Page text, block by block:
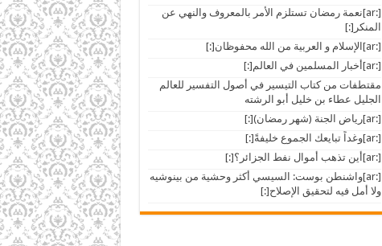
[:ar]نعمة رمضان تستلزم الأمر بالمعروف والنهي عن
المنكر[:]
[:ar]الإسلام و العربية من الله محفوظان[:]
[:ar]أخبار المسلمين في العالم[:]
مقتطفات من كتاب التيسير في أصول التفسير للعالم
الجليل عطاء بن خليل أبو الرشته
[:ar]رياض الجنة (شهر رمضان)[:]
[:ar]وغداً تبايعك الجموع خليفةً[:]
[:ar]أين تذهب أموال نفط الجزائر؟[:]
[:ar]واشنطن بوست: السيسي أكثر وحشية من بينوشيه
ولا أمل فيه لتحقيق الإصلاح[:]